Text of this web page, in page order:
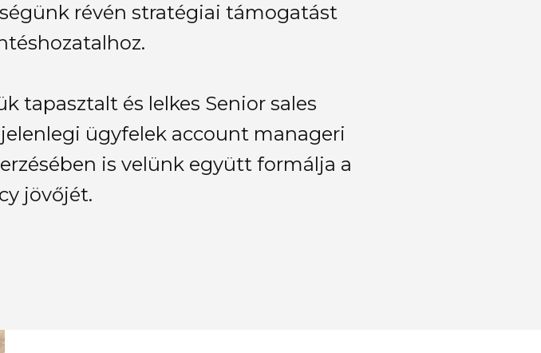
révén stratégiai támogatást
tapasztalt és lelkes Senior sales
ügyfelek account manageri
is velünk együtt formálja a
jövőjét.